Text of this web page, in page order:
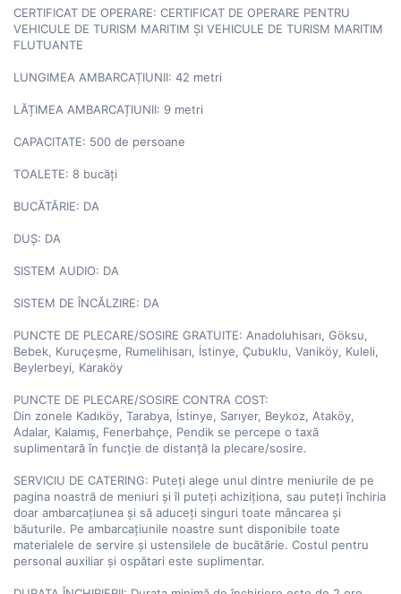
CERTIFICAT DE OPERARE: CERTIFICAT DE OPERARE PENTRU
VEHICULE DE TURISM MARITIM ȘI VEHICULE DE TURISM MARITIM
FLUTUANTE
LUNGIMEA AMBARCAȚIUNII: 42 metri
LĂȚIMEA AMBARCAȚIUNII: 9 metri
CAPACITATE: 500 de persoane
TOALETE: 8 bucăți
BUCĂTĂRIE: DA
DUȘ: DA
SISTEM AUDIO: DA
SISTEM DE ÎNCĂLZIRE: DA
PUNCTE DE PLECARE/SOSIRE GRATUITE: Anadoluhisarı, Göksu,
Bebek, Kuruçeşme, Rumelihisarı, İstinye, Çubuklu, Vaniköy, Kuleli,
Beylerbeyi, Karaköy
PUNCTE DE PLECARE/SOSIRE CONTRA COST:
Din zonele Kadıköy, Tarabya, İstinye, Sarıyer, Beykoz, Ataköy,
Adalar, Kalamış, Fenerbahçe, Pendik se percepe o taxă
suplimentară în funcție de distanță la plecare/sosire.
SERVICIU DE CATERING: Puteți alege unul dintre meniurile de pe
pagina noastră de meniuri și îl puteți achiziționa, sau puteți închiria
doar ambarcațiunea și să aduceți singuri toate mâncarea și
băuturile. Pe ambarcațiunile noastre sunt disponibile toate
materialele de servire și ustensilele de bucătărie. Costul pentru
personal auxiliar și ospătari este suplimentar.